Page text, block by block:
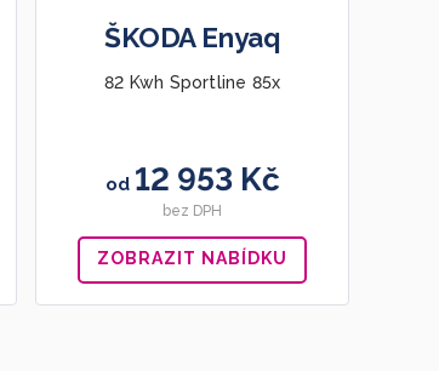
ŠKODA Enyaq
82 Kwh Sportline 85x
od 12 953 Kč
bez DPH
ZOBRAZIT NABÍDKU